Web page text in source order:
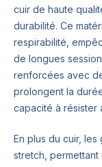
cuir de haute
durabilité. Ce
respirabilité,
de longues
renforcées avec
prolongent la
capacité à résister
En plus du cuir,
stretch, permettant